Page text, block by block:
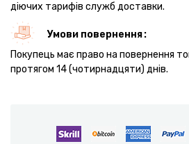
діючих тарифів служб доставки.
Умови повернення
Покупець має право на повернення
протягом 14 (чотирнадцяти) днів.